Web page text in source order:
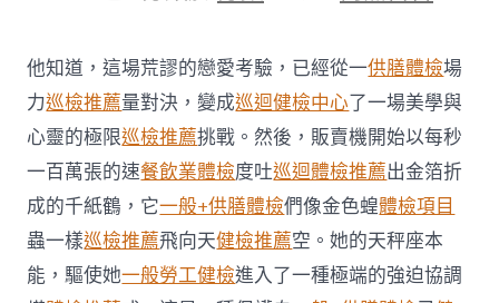
類 〈逐
秀
傳
醫
院
巡
檢
生
肖
運
程〉
中
他知道，這場荒謬的戀愛考驗，已經從一供膳體檢場
力巡檢推薦量對決，變成巡迴健檢中心了一場美學與
心靈的極限巡檢推薦挑戰。然後，販賣機開始以每秒
一百萬張的速餐飲業體檢度吐巡迴體檢推薦出金箔折
成的千紙鶴，它一般+供膳體檢們像金色蝗體檢項目
蟲一樣巡檢推薦飛向天健檢推薦空。她的天秤座本
能，驅使她一般勞工健檢進入了一種極端的強迫協調